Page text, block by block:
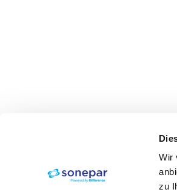
Wir
zu